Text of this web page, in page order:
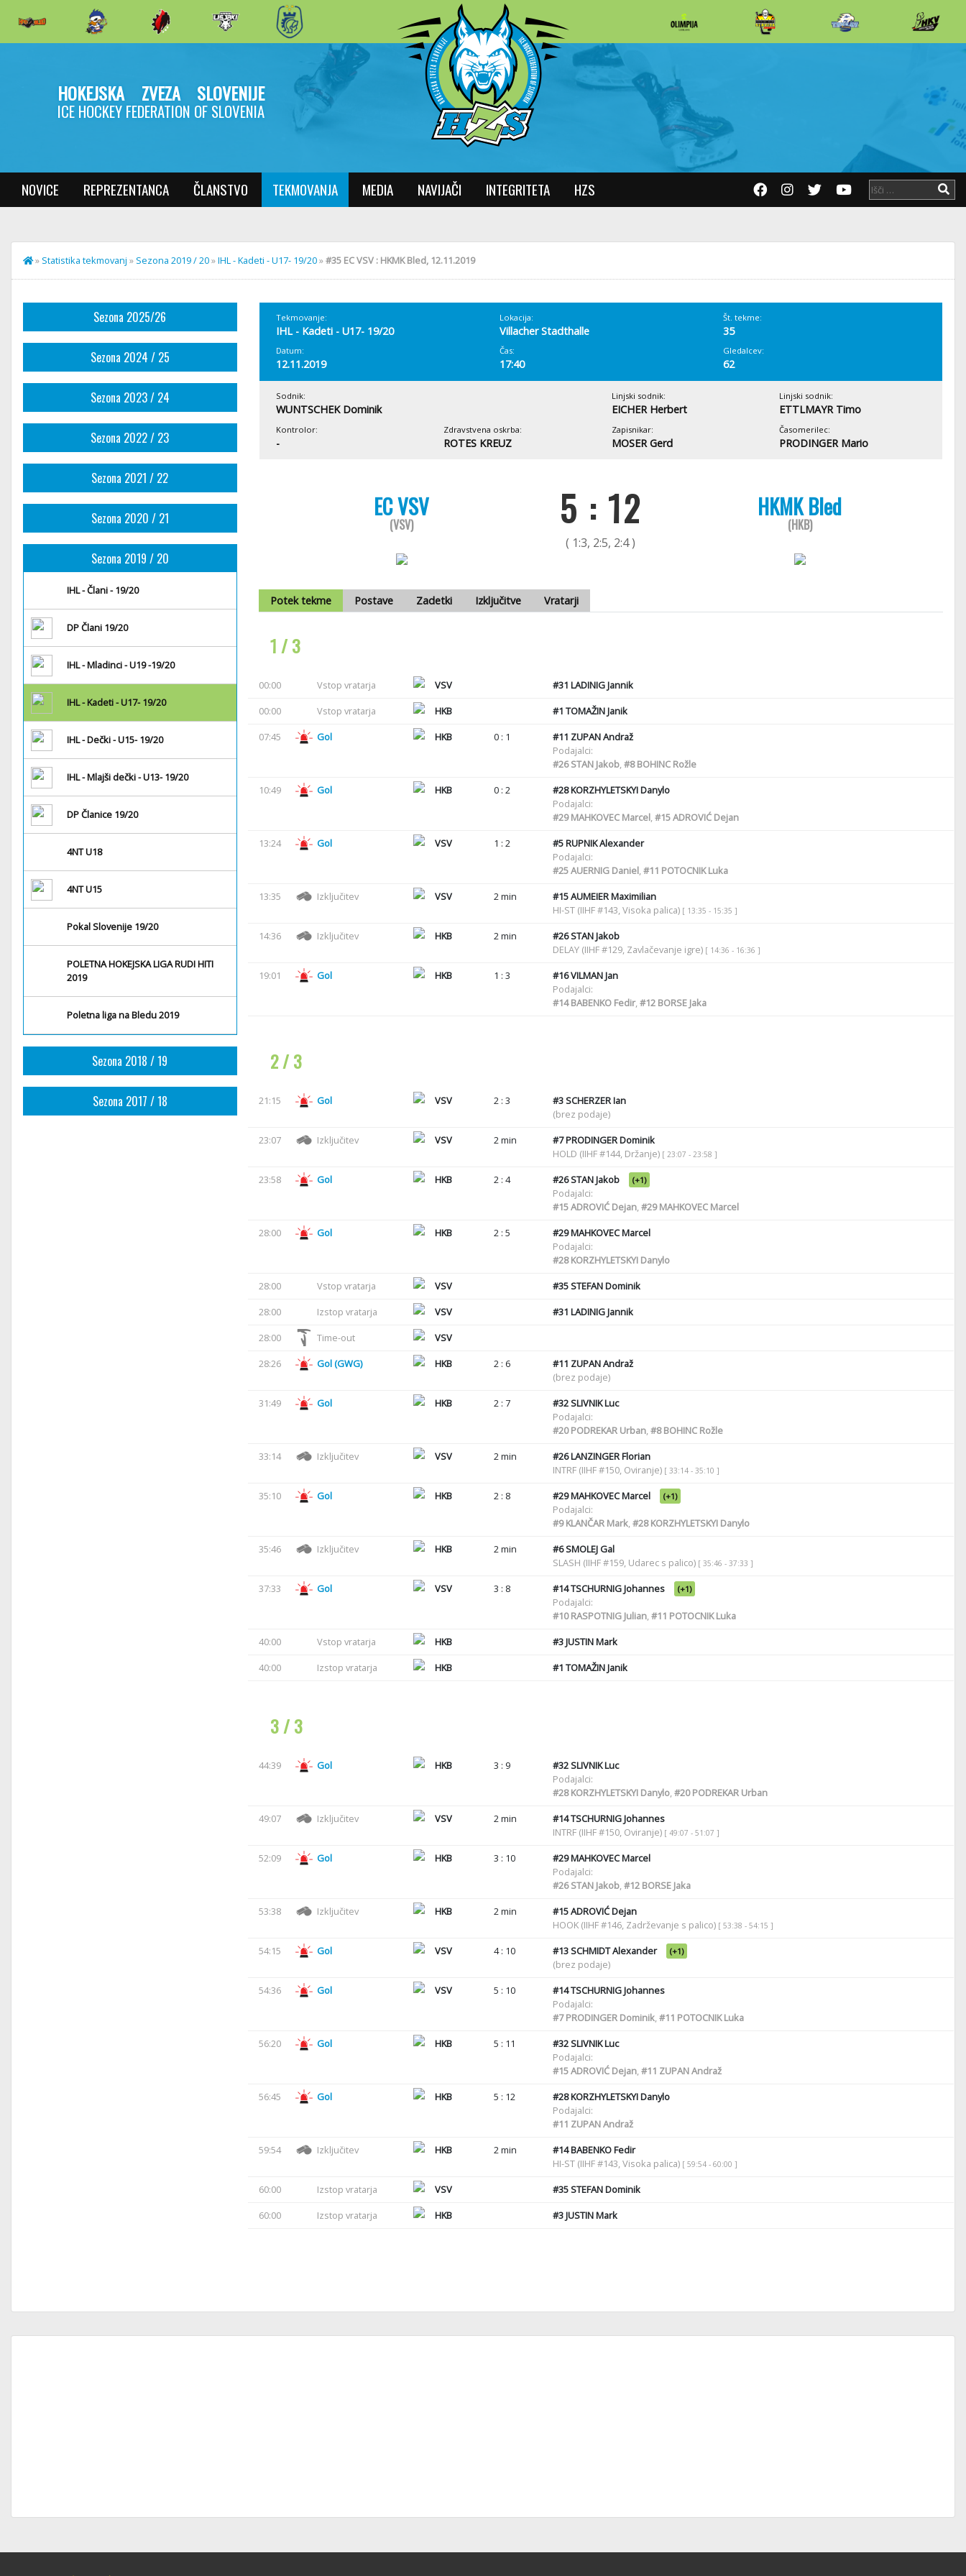
HOKEJSKA ZVEZA SLOVENIJE
ICE HOCKEY FEDERATION OF SLOVENIA
NOVICE REPREZENTANCA ČLANSTVO TEKMOVANJA MEDIA NAVIJAČI INTEGRITETA HZS
» Statistika tekmovanj » Sezona 2019 / 20»IHL - Kadeti - U17- 19/20»#35 EC VSV : HKMK Bled, 12.11.2019
Sezona 2025/26
Sezona 2024 / 25
Sezona 2023 / 24
Sezona 2022 / 23
Sezona 2021 / 22
Sezona 2020 / 21
Sezona 2019 / 20
IHL - Člani - 19/20
DP Člani 19/20
IHL - Mladinci - U19 -19/20
IHL - Kadeti - U17- 19/20
IHL - Dečki - U15- 19/20
IHL - Mlajši dečki - U13- 19/20
DP Članice 19/20
4NT U18
4NT U15
Pokal Slovenije 19/20
POLETNA HOKEJSKA LIGA RUDI HITI
2019
Poletna liga na Bledu 2019
Sezona 2018 / 19
Sezona 2017 / 18
Tekmovanje:
IHL - Kadeti - U17- 19/20
Lokacija:
Villacher Stadthalle
Št. tekme:
35
Datum:
12.11.2019
Čas:
17:40
Gledalcev:
62
Sodnik:
WUNTSCHEK Dominik
Linjski sodnik:
EICHER Herbert
Linjski sodnik:
ETTLMAYR Timo
Kontrolor:
-
Zdravstvena oskrba:
ROTES KREUZ
Zapisnikar:
MOSER Gerd
Časomerilec:
PRODINGER Mario
EC VSV
(VSV) 5 : 12
( 1:3, 2:5, 2:4 )
HKMK Bled
(HKB)
Potek tekme Postave Zadetki Izključitve Vratarji
1 / 3
00:00 Vstop vratarja VSV #31 LADINIG Jannik
00:00
Vstop vratarja HKB #1 TOMAŽIN Janik
07:45
Gol HKB 0 : 1 #11 ZUPAN Andraž
Podajalci:
#26STAN Jakob,#8BOHINC Rožle
10:49
Gol HKB 0 : 2 #28KORZHYLETSKYI Danylo
Podajalci:
#29MAHKOVEC Marcel,#15ADROVIĆ Dejan
13:24
Gol VSV 1 : 2 #5RUPNIK Alexander
Podajalci:
#25AUERNIG Daniel,#11 POTOCNIK Luka
13:35
Izključitev VSV 2 min #15AUMEIER Maximilian
HI-ST (IIHF #143, Visoka palica) [ 13:35 - 15:35 ]
14:36 Izključitev HKB 2 min #26STAN Jakob
DELAY (IIHF #129, Zavlačevanje igre) [ 14:36 - 16:36 ]
19:01 Gol HKB 1 : 3 #16VILMAN Jan
Podajalci:
#14BABENKO Fedir,#12BORSE Jaka
2 / 3
21:15 Gol VSV 2 : 3 #3SCHERZER Ian
(brez podaje)
23:07
Izključitev VSV 2 min #7PRODINGER Dominik
HOLD (IIHF #144, Držanje) [ 23:07 - 23:58 ]
23:58 Gol HKB 2 : 4 #26STAN Jakob (+1)
Podajalci:
#15ADROVIĆ Dejan,#29MAHKOVEC Marcel
28:00
Gol HKB 2 : 5 #29MAHKOVEC Marcel
Podajalci:
#28KORZHYLETSKYI Danylo
28:00
Vstop vratarja VSV #35STEFAN Dominik
28:00
Izstop vratarja VSV #31 LADINIG Jannik
28:00
Time-out
VSV
28:26
Gol (GWG) HKB 2 : 6 #11 ZUPAN Andraž
(brez podaje)
31:49
Gol HKB 2 : 7 #32SLIVNIK Luc
Podajalci:
#20PODREKAR Urban,#8BOHINC Rožle
33:14
Izključitev VSV 2 min #26LANZINGER Florian
INTRF (IIHF #150, Oviranje) [ 33:14 - 35:10 ]
35:10 Gol HKB 2 : 8 #29MAHKOVEC Marcel (+1)
Podajalci:
#9KLANČAR Mark,#28KORZHYLETSKYI Danylo
35:46
Izključitev HKB 2 min #6SMOLEJ Gal
SLASH (IIHF #159, Udarec s palico) [ 35:46 - 37:33 ]
37:33 Gol VSV 3 : 8 #14TSCHURNIG Johannes (+1)
Podajalci:
#10RASPOTNIG Julian,#11 POTOCNIK Luka
40:00
Vstop vratarja HKB #3JUSTIN Mark
40:00
Izstop vratarja HKB #1 TOMAŽIN Janik
3 / 3
44:39 Gol HKB 3 : 9 #32SLIVNIK Luc
Podajalci:
#28KORZHYLETSKYI Danylo,#20PODREKAR Urban
49:07
Izključitev VSV 2 min #14TSCHURNIG Johannes
INTRF (IIHF #150, Oviranje) [ 49:07 - 51:07 ]
52:09 Gol HKB 3 : 10 #29MAHKOVEC Marcel
Podajalci:
#26STAN Jakob,#12BORSE Jaka
53:38
Izključitev HKB 2 min #15ADROVIĆ Dejan
HOOK (IIHF #146, Zadrževanje s palico) [ 53:38 - 54:15 ]
54:15 Gol VSV 4 : 10 #13SCHMIDT Alexander (+1)
(brez podaje)
54:36
Gol VSV 5 : 10 #14TSCHURNIG Johannes
Podajalci:
#7PRODINGER Dominik,#11 POTOCNIK Luka
56:20
Gol HKB 5 : 11 #32SLIVNIK Luc
Podajalci:
#15ADROVIĆ Dejan,#11 ZUPAN Andraž
56:45
Gol HKB 5 : 12 #28KORZHYLETSKYI Danylo
Podajalci:
#11 ZUPAN Andraž
59:54
Izključitev HKB 2 min #14BABENKO Fedir
HI-ST (IIHF #143, Visoka palica) [ 59:54 - 60:00 ]
60:00 Izstop vratarja VSV #35STEFAN Dominik
60:00
Izstop vratarja HKB #3JUSTIN Mark